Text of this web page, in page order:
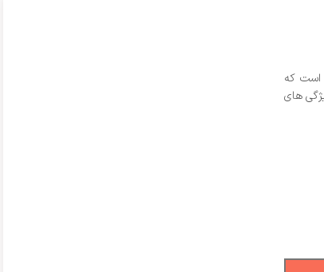
است که
های